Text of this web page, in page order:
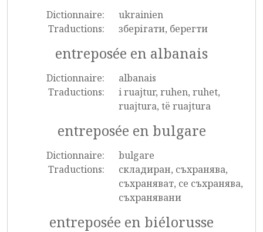
Dictionnaire:
ukrainien
Traductions:
зберігати, берегти
entreposée en albanais
Dictionnaire:
albanais
Traductions:
i ruajtur, ruhen, ruhet,
ruajtura, të ruajtura
entreposée en bulgare
Dictionnaire:
bulgare
Traductions:
складиран, съхранява,
съхраняват, се съхранява,
съхранявани
entreposée en biélorusse